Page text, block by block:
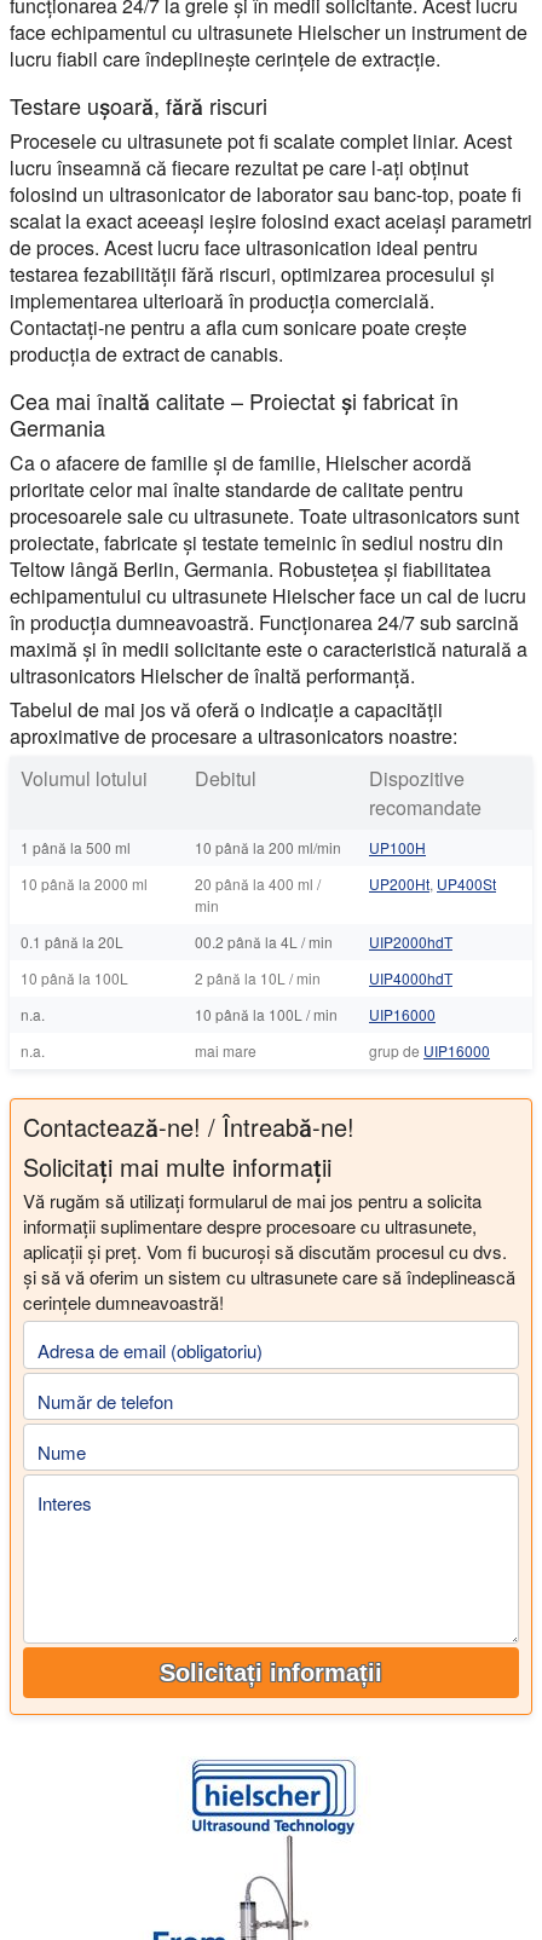
funcționarea 24/7 la grele și în medii solicitante. Acest lucru
face echipamentul cu ultrasunete Hielscher un instrument de
lucru fiabil care îndeplinește cerințele de extracție.
Testare ușoară, fără riscuri
Procesele cu ultrasunete pot fi scalate complet liniar. Acest
lucru înseamnă că fiecare rezultat pe care l-ați obținut
folosind un ultrasonicator de laborator sau banc-top, poate fi
scalat la exact aceeași ieșire folosind exact aceiași parametri
de proces. Acest lucru face ultrasonication ideal pentru
testarea fezabilității fără riscuri, optimizarea procesului și
implementarea ulterioară în producția comercială.
Contactați-ne pentru a afla cum sonicare poate crește
producția de extract de canabis.
Cea mai înaltă calitate – Proiectat și fabricat în
Germania
Ca o afacere de familie și de familie, Hielscher acordă
prioritate celor mai înalte standarde de calitate pentru
procesoarele sale cu ultrasunete. Toate ultrasonicators sunt
proiectate, fabricate și testate temeinic în sediul nostru din
Teltow lângă Berlin, Germania. Robustețea și fiabilitatea
echipamentului cu ultrasunete Hielscher face un cal de lucru
în producția dumneavoastră. Funcționarea 24/7 sub sarcină
maximă și în medii solicitante este o caracteristică naturală a
ultrasonicators Hielscher de înaltă performanță.
Tabelul de mai jos vă oferă o indicație a capacității
aproximative de procesare a ultrasonicators noastre:
Volumul lotului
Debitul
Dispozitive
recomandate
1 până la 500 ml 10 până la 200 ml/min
UP100H
10 până la 2000 ml
20 până la 400 ml /
min
UP200Ht, UP400St
0.1 până la 20L 00.2 până la 4L / min
UIP2000hdT
10 până la 100L
2 până la 10L / min
UIP4000hdT
n.a.
10 până la 100L / min
UIP16000
n.a.
mai mare grup de UIP16000
Contactează-ne! / Întreabă-ne!
Solicitați mai multe informații
Vă rugăm să utilizați formularul de mai jos pentru a solicita
informații suplimentare despre procesoare cu ultrasunete,
aplicații și preț. Vom fi bucuroși să discutăm procesul cu dvs.
și să vă oferim un sistem cu ultrasunete care să îndeplinească
cerințele dumneavoastră!
Adresa de email (obligatoriu)
Număr de telefon
Nume
Interes
Solicitați informații